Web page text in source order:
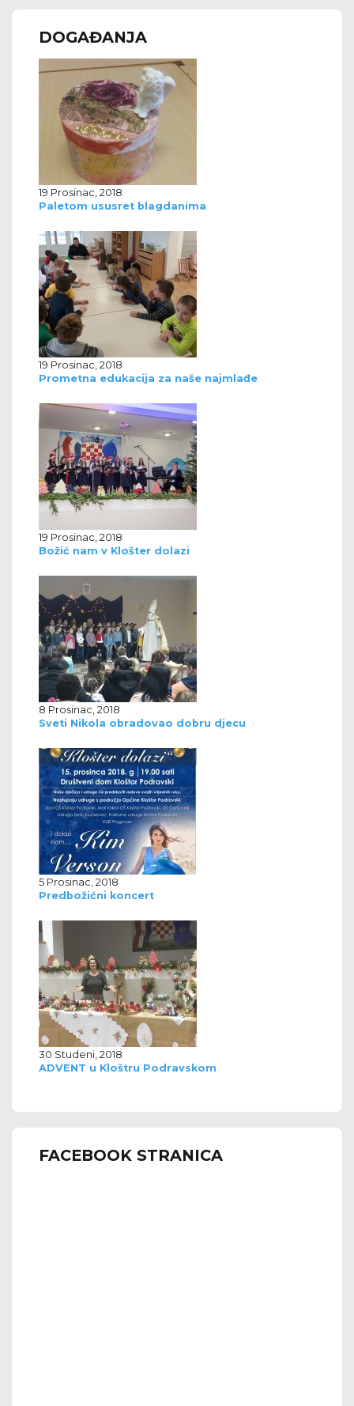
DOGAĐANJA
19 Prosinac, 2018
Paletom ususret blagdanima
19 Prosinac, 2018
Prometna edukacija za naše najmlađe
19 Prosinac, 2018
Božić nam v Klošter dolazi
8 Prosinac, 2018
Sveti Nikola obradovao dobru djecu
5 Prosinac, 2018
Predbožićni koncert
30 Studeni, 2018
ADVENT u Kloštru Podravskom
FACEBOOK STRANICA